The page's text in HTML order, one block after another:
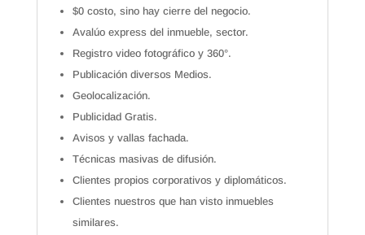
$0 costo, sino hay cierre del negocio.
Avalúo express del inmueble, sector.
Registro video fotográfico y 360°.
Publicación diversos Medios.
Geolocalización.
Publicidad Gratis.
Avisos y vallas fachada.
Técnicas masivas de difusión.
Clientes propios corporativos y diplomáticos.
Clientes nuestros que han visto inmuebles
similares.